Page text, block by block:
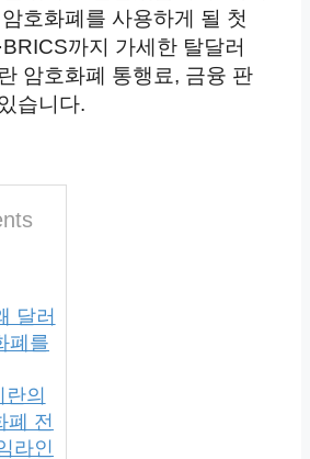
호화폐를 사용하게 될 첫
까지 가세한 탈달러
암호화폐 통행료, 금융 판
습니다.
달러
폐를
란의
폐 전
라인